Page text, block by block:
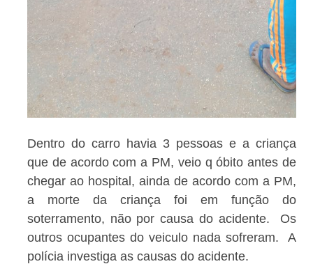
Dentro do carro havia 3 pessoas e a criança
que de acordo com a PM, veio q óbito antes de
chegar ao hospital, ainda de acordo com a PM,
a morte da criança foi em função do
soterramento, não por causa do acidente. Os
outros ocupantes do veiculo nada sofreram. A
polícia investiga as causas do acidente.